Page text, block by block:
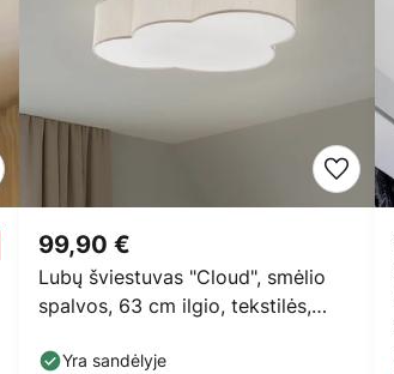
Lubų šviestuvas "Cloud", smėlio
spalvos, 63 cm ilgio, tekstilės,
99,90 €
Yra sandėlyje